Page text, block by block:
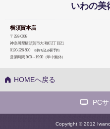
いわの美
横須賀本店
〒238-0008
神奈川県横須賀市大滝町2丁目21
0120-226-590
※持ち込み要予約
営業時間 9:00～19:00（年中無休）
HOMEへ戻る
PC
Copyright © 2012